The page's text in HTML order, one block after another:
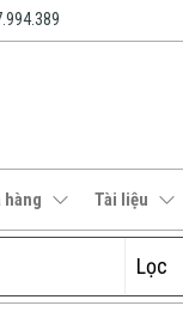
hàng Tài liệu